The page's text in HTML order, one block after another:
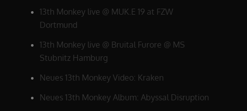
13th Monkey live @ MUK.E 19 at FZW
Dortmund
13th Monkey live @ Bruital Furore @ MS
Stubnitz Hamburg
Neues 13th Monkey Video: Kraken
Neues 13th Monkey Album: Abyssal Disruption